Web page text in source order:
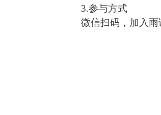
3.参与方式
微信扫码，加入雨